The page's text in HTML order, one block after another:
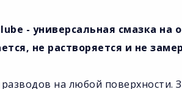
- универсальная смазка на
не растворяется и не
разводов на любой